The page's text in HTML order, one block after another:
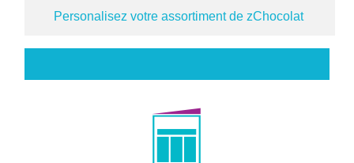
Personalisez votre assortiment de zChocolat